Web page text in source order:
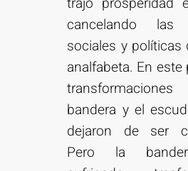
cancelando las
sociales y políticas
analfabeta. En este
bandera y el
dejaron de ser
Pero la